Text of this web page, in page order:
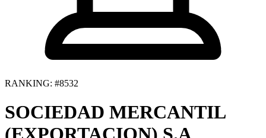
RANKING: #8532
SOCIEDAD MERCANTIL